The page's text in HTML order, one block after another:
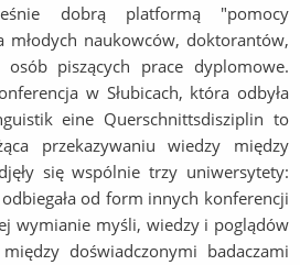
dobrą platformą "pomocy
młodych naukowców, doktorantów,
piszących prace dyplomowe.
w Słubicach, która odbyła
eine Querschnittsdisziplin to
przekazywaniu wiedzy między
się wspólnie trzy uniwersytety:
od form innych konferencji
wymianie myśli, wiedzy i poglądów
doświadczonymi badaczami